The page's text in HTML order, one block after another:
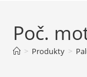
Poč.
> Produkty >